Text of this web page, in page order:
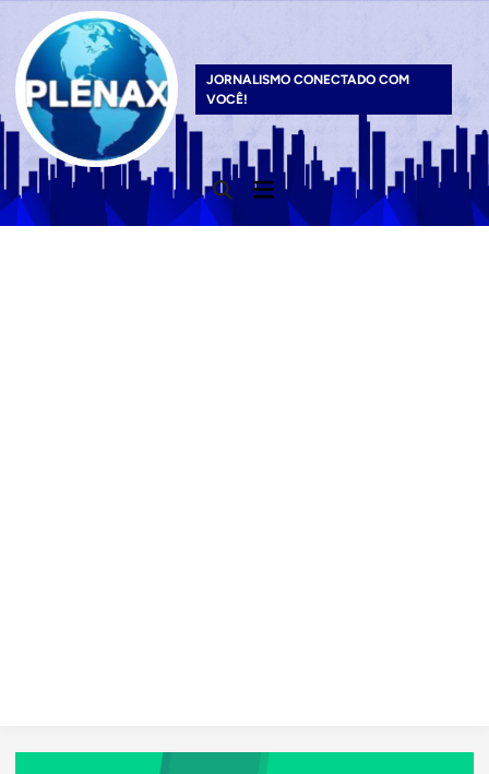
content
JORNALISMO CONECTADO COM
VOCÊ!
Open
Search
Main
Menu